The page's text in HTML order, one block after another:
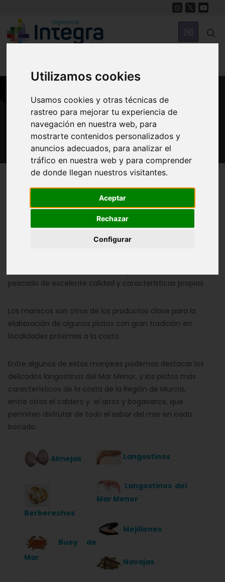
Utilizamos cookies
Usamos cookies y otras técnicas de
rastreo para mejorar tu experiencia de
navegación en nuestra web, para
mostrarte contenidos personalizados y
anuncios adecuados, para analizar el
tráfico en nuestra web y para comprender
de donde llegan nuestros visitantes.
Aceptar
Rechazar
Configurar
GASTRONOMÍA
Mariscos y Moluscos
Región de Murcia Digital Gastronomía Mariscos
Mariscos y Moluscos
pescado de excelente calidad y características propias.
Los mariscos son otros de los productos clave para la
elaboración de algunos platos con gran tradición en
localidades próximas a la costa.
Entre algunos de estos manjares podemos destacar los
delicados langostinos del Mar Menor, y los platos más
característicos de la costa de la Región de Murcia,
entre otros el caldero y el arroz y bogavante, que
permiten disfrutar de todo el sabor del mar en cada
bocado.
Almejas
Berberechos
Buey de
Mar
Langostinos
Langostinos del
Mar Menor
Mejillones
Navajas